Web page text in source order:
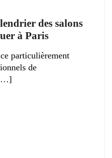
des salons
à Paris
particulièrement
de